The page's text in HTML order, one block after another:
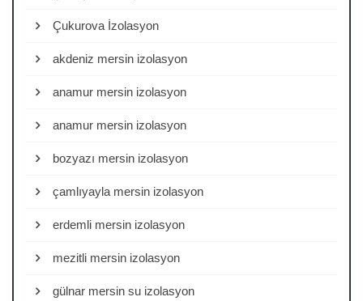
Çukurova İzolasyon
akdeniz mersin izolasyon
anamur mersin izolasyon
anamur mersin izolasyon
bozyazı mersin izolasyon
çamlıyayla mersin izolasyon
erdemli mersin izolasyon
mezitli mersin izolasyon
gülnar mersin su izolasyon